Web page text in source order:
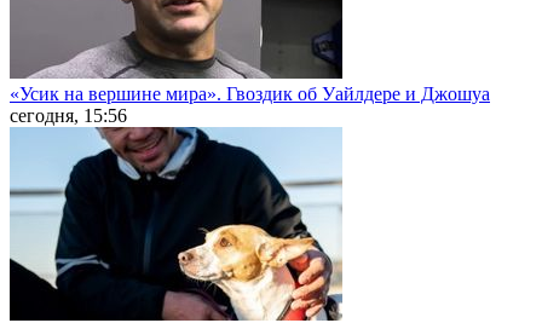
«Усик на вершине мира». Гвоздик об Уайлдере и Джошуа
сегодня, 15:56